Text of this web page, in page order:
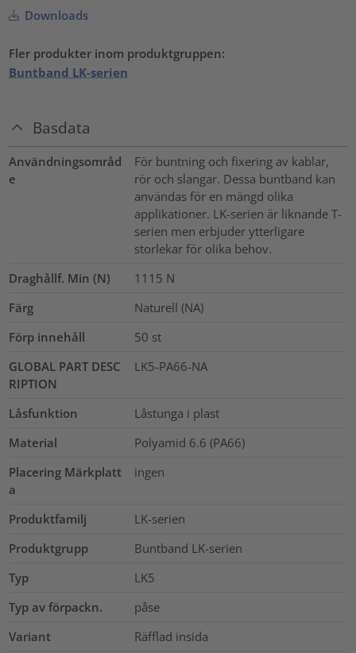
Downloads
Fler produkter inom produktgruppen:
Buntband LK-serien
Basdata
Användningsområd
e
För buntning och fixering av kablar,
rör och slangar. Dessa buntband kan
användas för en mängd olika
applikationer. LK-serien är liknande T-
serien men erbjuder ytterligare
storlekar för olika behov.
Draghållf. Min (N)
1115 N
Färg
Naturell (NA)
Förp innehåll
50 st
GLOBAL PART DESC
RIPTION
LK5-PA66-NA
Låsfunktion
Låstunga i plast
Material
Polyamid 6.6 (PA66)
Placering Märkplatt
a
ingen
Produktfamilj
LK-serien
Produktgrupp
Buntband LK-serien
Typ
LK5
Typ av förpackn.
påse
Variant
Räfflad insida